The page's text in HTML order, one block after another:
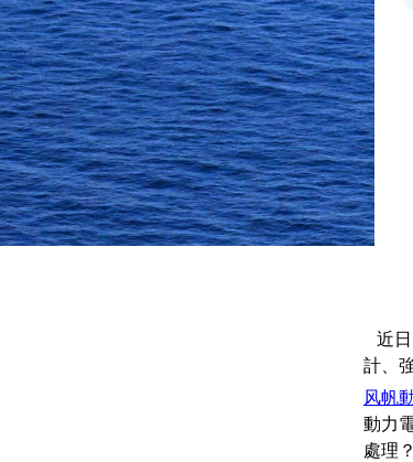
近日
計、
风帆
動力
處理？